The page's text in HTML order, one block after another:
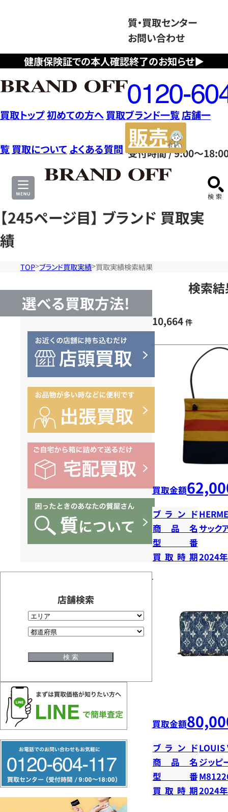
健康保険証での本人確認終了のお知らせ▶
質・買取センター
お問い合わせ
フ
リ
ー
ダ
イ
ヤ
ル
0120604117
受付時間 / 9:00～
買取トップ初めての方へ 買取ブランド一覧店舗一
覧 買取について よくある質問
サ
【245ページ目】 ブランド 買取実
績
TOP ブランド買取実績 買取実績検索結果
選べる買取方法!
店舗検索
リ
ー
検索
10,664 件
買取金額
ブランド
商品名 サック
型番
買取時期2024
買取金額
ブランドLOUIS
商品名 ジッピ
型番
買取時期2024